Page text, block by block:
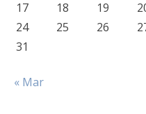
17 18 19
24
25 26
31
« Mar